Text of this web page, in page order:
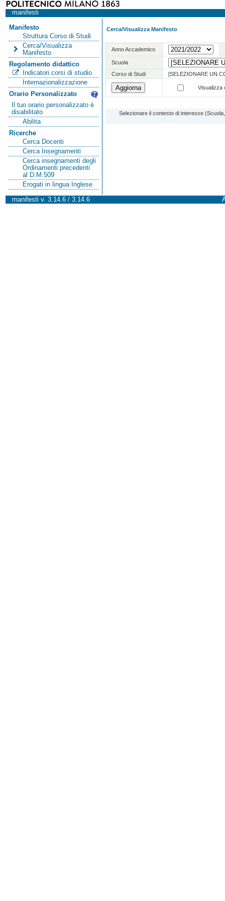
manifesti
Manifesto
Struttura Corso di Studi
Cerca/Visualizza
Manifesto
Regolamento didattico
Indicatori corsi di studio
Internazionalizzazione
Orario Personalizzato
Il tuo orario personalizzato è
disabilitato
Abilita
Ricerche
Cerca Docenti
Cerca Insegnamenti
Cerca insegnamenti degli
Ordinamenti precedenti
al D.M.509
Erogati in lingua Inglese
Cerca/Visualizza Manifesto
Anno Accademico
Scuola
Corso di Studi
[SELEZIONARE UN
Visualizza
Selezionare il contesto di interesse
manifesti v. 3.14.6 / 3.14.6